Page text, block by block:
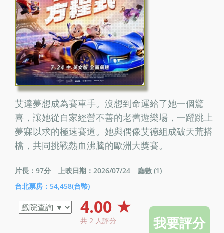
艾達夢想成為賽車手。沒想到命運給了她一個驚
喜，讓她從自家經營不善的老舊遊樂場，一躍跳上
夢寐以求的極速賽道。她與偶像艾德組成破天荒搭
檔，共同挑戰熱血沸騰的歐洲大獎賽。
片長：97分 上映日期：2026/07/24
廳數 (1)
台北票房：54,458(台幣)
4.00 ★
共 2 人評分